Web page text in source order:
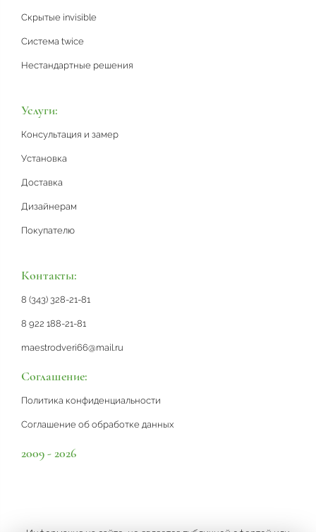
Скрытые invisible
Система twice
Нестандартные решения
Услуги:
Консультация и замер
Установка
Доставка
Дизайнерам
Покупателю
Контакты:
8 (343) 328-21-81
8 922 188-21-81
maestrodveri66@mail.ru
Соглашение:
Политика конфиденциальности
Соглашение об обработке данных
2009 - 2026